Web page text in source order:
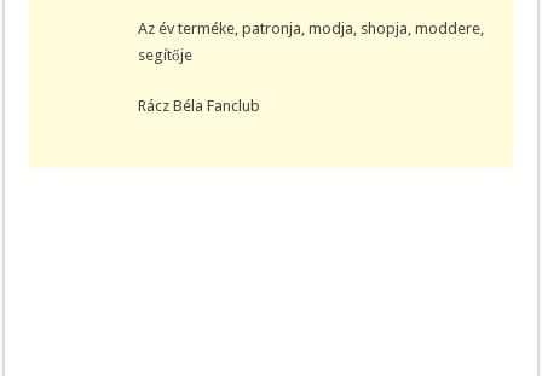
Az év terméke, patronja, modja, shopja, moddere,
segítője
Rácz Béla Fanclub